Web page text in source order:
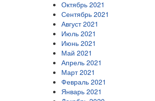
Октябрь 2021
Сентябрь 2021
Август 2021
Июль 2021
Июнь 2021
Май 2021
Апрель 2021
Март 2021
Февраль 2021
Январь 2021